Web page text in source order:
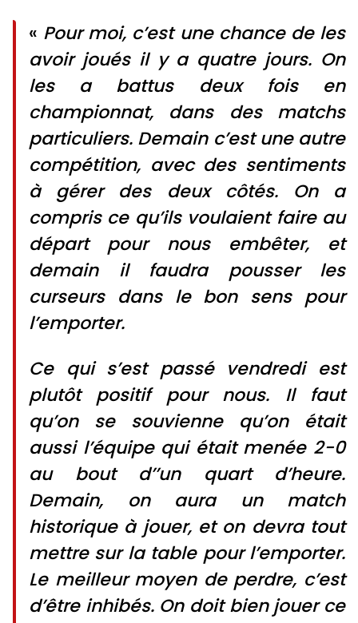
« Pour moi, c’est une chance de les
avoir joués il y a quatre jours. On
les a battus deux fois en
championnat, dans des matchs
particuliers. Demain c’est une autre
compétition, avec des sentiments
à gérer des deux côtés. On a
compris ce qu’ils voulaient faire au
départ pour nous embêter, et
demain il faudra pousser les
curseurs dans le bon sens pour
l’emporter.
Ce qui s’est passé vendredi est
plutôt positif pour nous. Il faut
qu’on se souvienne qu’on était
aussi l’équipe qui était menée 2-0
au bout d’’un quart d’heure.
Demain, on aura un match
historique à jouer, et on devra tout
mettre sur la table pour l’emporter.
Le meilleur moyen de perdre, c’est
d’être inhibés. On doit bien jouer ce